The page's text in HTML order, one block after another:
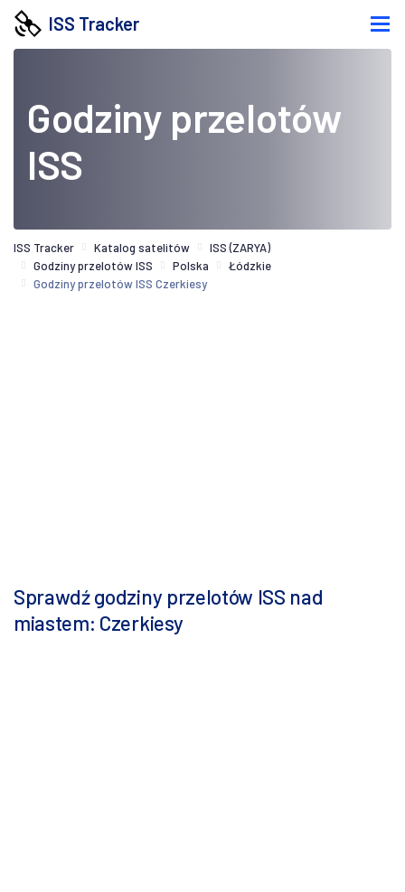
ISS Tracker
Godziny przelotów
ISS
ISS Tracker Katalog satelitów
ISS (ZARYA)
Godziny przelotów ISS
Polska
Łódzkie
Godziny przelotów ISS Czerkiesy
Sprawdź godziny przelotów ISS nad
miastem: Czerkiesy